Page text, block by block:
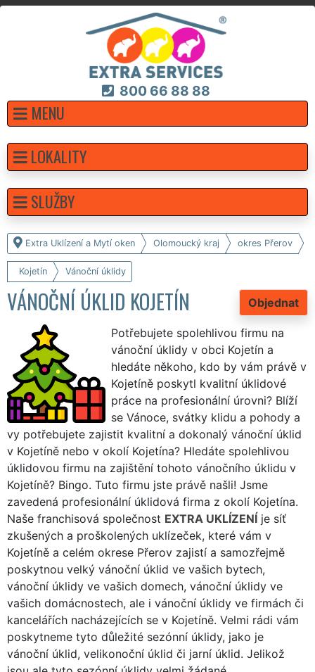
800 66 88 88
MENU
Extra Uklízení a Mytí oken Olomoucký kraj okres Přerov
Kojetín Vánoční úklidy
Objednat
VÁNOČNÍ ÚKLID KOJETÍN
Potřebujete spolehlivou firmu na
vánoční úklidy v obci Kojetín a
hledáte někoho, kdo by vám právě v
Kojetíně poskytl kvalitní úklidové
práce na profesionální úrovni? Blíží
se Vánoce, svátky klidu a pohody a
vy potřebujete zajistit kvalitní a dokonalý vánoční úklid
v Kojetíně nebo v okolí Kojetína? Hledáte spolehlivou
úklidovou firmu na zajištění tohoto vánočního úklidu v
Kojetíně? Bingo. Tuto firmu jste právě našli! Jsme
zavedená profesionální úklidová firma z okolí Kojetína.
Naše franchisová společnost EXTRA UKLÍZENÍ je síť
zkušených a proškolených uklízeček, které vám v
Kojetíně a celém okrese Přerov zajistí a samozřejmě
poskytnou velký vánoční úklid ve vašich bytech,
vánoční úklidy ve vašich domech, vánoční úklidy ve
vašich domácnostech, ale i vánoční úklidy ve firmách či
kancelářích nacházejících se v Kojetíně. Velmi rádi vám
poskytneme tyto důležité sezónní úklidy, jako je
vánoční úklid, velikonoční úklid či jarní úklid. Jelikož
LOKALITY
SLUŽBY